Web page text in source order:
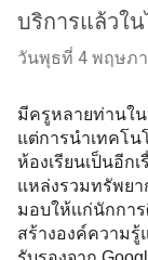
บริการแล้วใน
วันพุธที่ 4 พฤษภ
มีครูหลายท่านใ
แต่การนำเทคโน
ห้องเรียนเป็นอีก
แหล่งรวมทรัพย
มอบให้เเก่นักกา
สร้างองค์ความรู้